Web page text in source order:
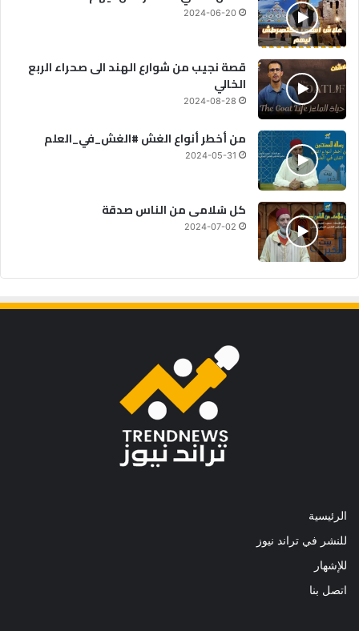
2024-06-20
قصة نجيب من شوارع الهند الى صحراء الربع
الخالي
2024-08-28
من أخطر أنواع الغش #الغش_في_العلم
2024-05-31
كل سُلامى من الناس صدقة
2024-07-02
الرئيسية
للنشر في تراند نيوز
للإشهار
اتصل بنا